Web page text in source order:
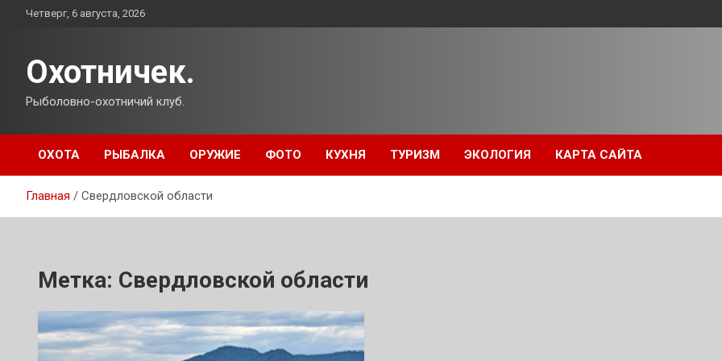
ПерейтиЧетверг, 6 августа, 2026
Охотничек.
Рыболовно-охотничий клуб.
ОХОТА РЫБАЛКА ОРУЖИЕ ФОТО КУХНЯ ТУРИЗМ ЭКОЛОГИЯ КАРТА САЙТА
Главная Свердловской области
Метка: Свердловской области